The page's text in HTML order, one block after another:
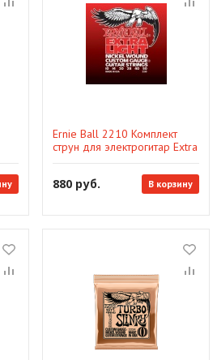
Ernie Ball 2210 Комплект
струн для электрогитар Extra
880 руб. В корзину